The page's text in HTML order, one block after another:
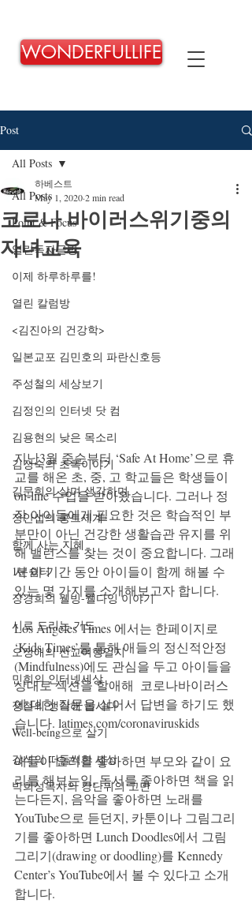
WONDERFULLIFE
Post
All Posts
Point & Focus
열린독자글방
이제 하루하루를!
열린 칼럼방
<김진아의 건강학>
일본교포 김민호의 파란신호등
주성철의 세상보기
김정인의 인터넷 닷 컴
김용현의 낮은 목소리
김정숙의 초록이야기
김문희의 살며 생각하며
정안섭의 콩트세계
함께 사는 지혜
1분쉼터
장경희의 웰빙-웰다잉 이야기
시로 드리는 기도
오정애의 선교여행일지
민희의 인터넷세상
정철의 생각해 봅시다
Well-being으로 살기
강석의 떠들썩한 세상
박희성목사의 강단뒤의 고민
All Posts
코로나 바이러스위기중의
자녀교육
하베스트
May 1, 20202 min read
지난3월 중순부터 ‘Safe At Home’으로 휴
교를 해온 초, 중, 고 학교들은 학생들이
on-line 수업을 받아왔습니다. 그러나 정
작 아이들에게 필요한 것은 학습적인 부
분만이 아닌 건강한 생활습관 유지를 위
해 밸런스를 찾는 것이 중요합니다. 그래
서 이 기간 동안 아이들이 함께 해볼 수
있는 몇 가지를 소개해보고자 합니다.
Los Angeles Times 에서는 한페이지로
‘Kids Times’를 통해 애들의 정신적안정
(Mindfulness)에도 관심을 두고 아이들을
상대로 섹션을 할애해  코로나바이러스
에 대한 질문을 실어서 답변을 하기도 했
습니다. latimes.com/coronaviruskids
애들이 요리를 좋아하면 부모와 같이 요
리를 해보는일, 독서를 좋아하면 책을 읽
는다든지, 음악을 좋아하면 노래를
YouTube으로 듣던지, 카툰이나 그림그리
기를 좋아하면 Lunch Doodles에서 그림
그리기(drawing or doodling)를 Kennedy
Center’s YouTube에서 볼 수 있다고 소개
합니다.